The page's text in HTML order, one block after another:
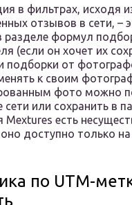
в фильтрах, исходя
отзывов в сети, –
разделе формул
(если он хочет их
подборки от
к своим
фото можно
сети или сохранить в
Mextures есть
доступно только
по UTM-